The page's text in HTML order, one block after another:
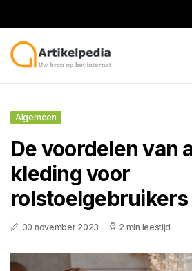
Algemeen
De voordelen van
kleding voor
rolstoelgebruikers
30 november 2023 2 min leestijd